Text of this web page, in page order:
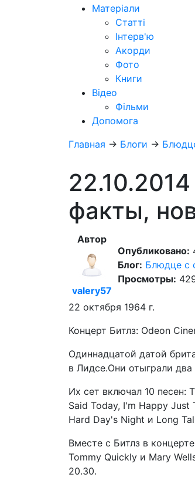
Матеріали
Статті
Інтерв'ю
Акорди
Фото
Книги
Відео
Фільми
Допомога
Главная → Блоги →
факты,
Автор
valery57
Опубликовано:
Блог: Блюдце с
Просмотры:
22 октября 1964 г.
Концерт Битлз: Odeon
Одиннадцатой датой
в Лидсе.Они отыграли два
Их сет включал 10 песен:
Said Today, I'm Happy Just
Hard Day's Night и Long
Вместе с Битлз в
Tommy Quickly и Mary
20.30.